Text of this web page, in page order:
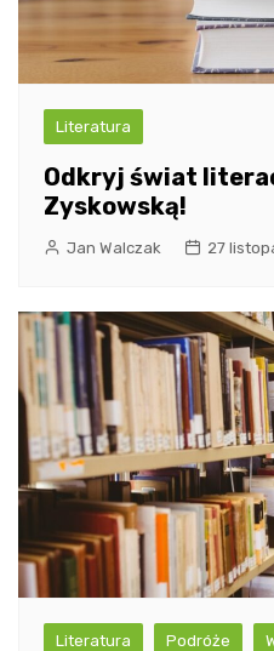
Literatura
Odkryj świat
Zyskowską!
Jan Walczak 27
Literatura Podróże